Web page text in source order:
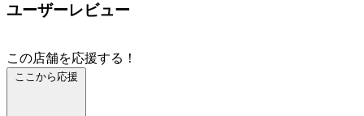
ユーザーレビュー
この店舗を応援する！
ここから応援